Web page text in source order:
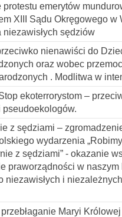
protestu emerytów
XIII Sądu Okręgowego w
niezawisłych sędziów
nienawiści do
oraz wobec
. Modlitwa w
ekoterrorystom –
pseudoekologów.
z sędziami –
wydarzenia
z sędziami” - okazanie
praworządności w naszym
niezawisłych i
Maryi